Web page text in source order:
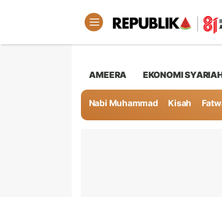
AMEERA EKONOMI
Nabi Muhammad Kisah